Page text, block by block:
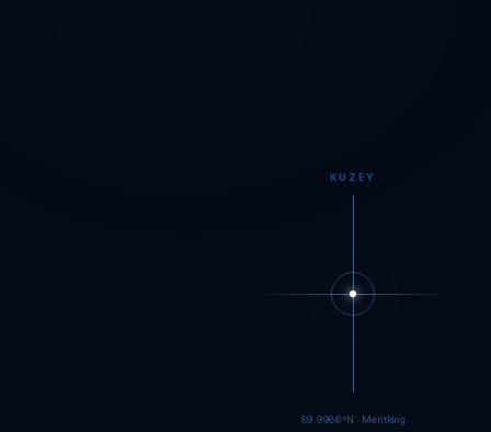
KUZEY
89.9984°N · Meritking